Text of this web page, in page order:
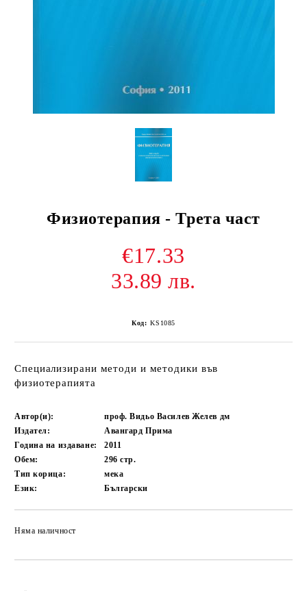
Физиотерапия - Трета част
€17.33
33.89 лв.
Код: KS1085
Специализирани методи и методики във
физиотерапията
Автор(и):
проф. Видьо Василев Желев дм
Издател:
Авангард Прима
Година на издаване:
2011
Обем:
296стр.
Тип корица:
мека
Език:
Български
Няма наличност